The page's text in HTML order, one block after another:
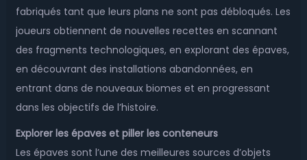
fabriqués tant que leurs plans ne sont pas débloqués. Les
joueurs obtiennent de nouvelles recettes en scannant
des fragments technologiques, en explorant des épaves,
en découvrant des installations abandonnées, en
entrant dans de nouveaux biomes et en progressant
dans les objectifs de l’histoire.
Explorer les épaves et piller les conteneurs
Les épaves sont l’une des meilleures sources d’objets